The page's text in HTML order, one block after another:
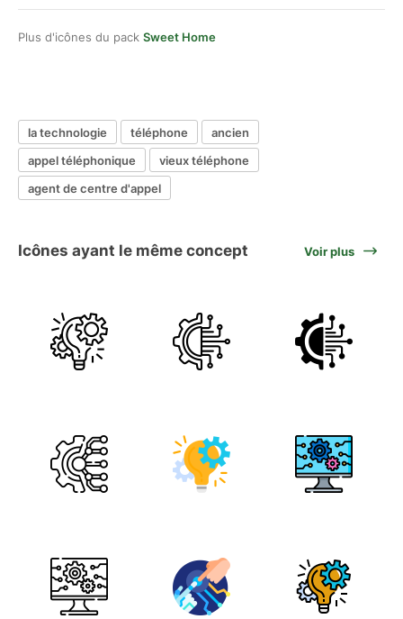
Plus d'icônes du pack Sweet Home
la technologie téléphone
ancien
appel téléphonique
vieux téléphone
agent de centre d'appel
Icônes ayant le même concept Voir plus